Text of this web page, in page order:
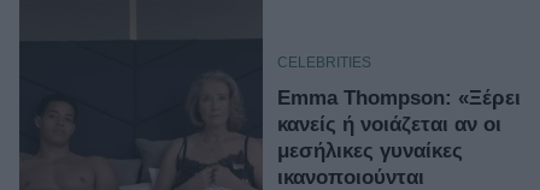
CELEBRITIES
Emma Thompson: «Ξέρει
κανείς ή νοιάζεται αν οι
μεσήλικες γυναίκες
ικανοποιούνται